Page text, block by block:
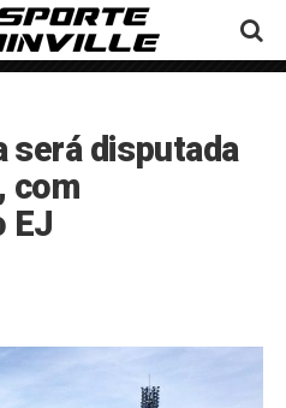
será disputada
com
EJ